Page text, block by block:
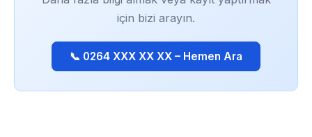
için bizi arayın.
📞 0264 XXX XX XX – Hemen Ara